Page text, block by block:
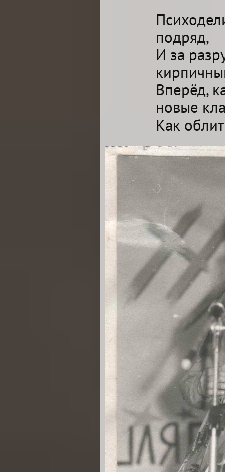
подряд,
И за
Вперёд,
новые
Как